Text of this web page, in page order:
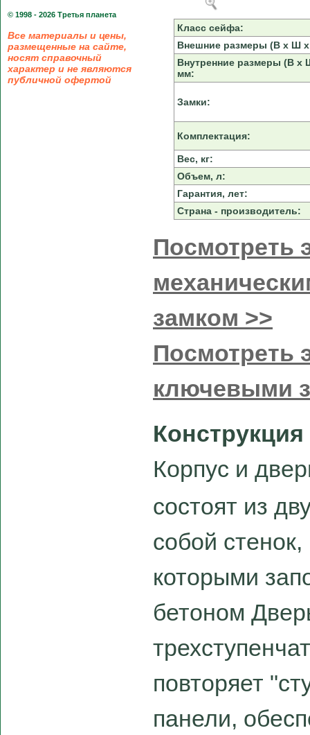
© 1998 - 2026 Третья планета
Все материалы и цены,
размещенные на сайте,
носят справочный
характер и не являются
публичной офертой
Класс сейфа:
Внешние размеры (В х Ш
Внутренние размеры (В х
мм:
Замки:
Комплектация:
Вес, кг:
Объем, л:
Гарантия, лет:
Страна - производитель:
Посмотреть
замком >>
Посмотреть
ключевыми
Конструкция
Корпус и
состоят из
собой
которыми
бетоном
повторяет
панели,